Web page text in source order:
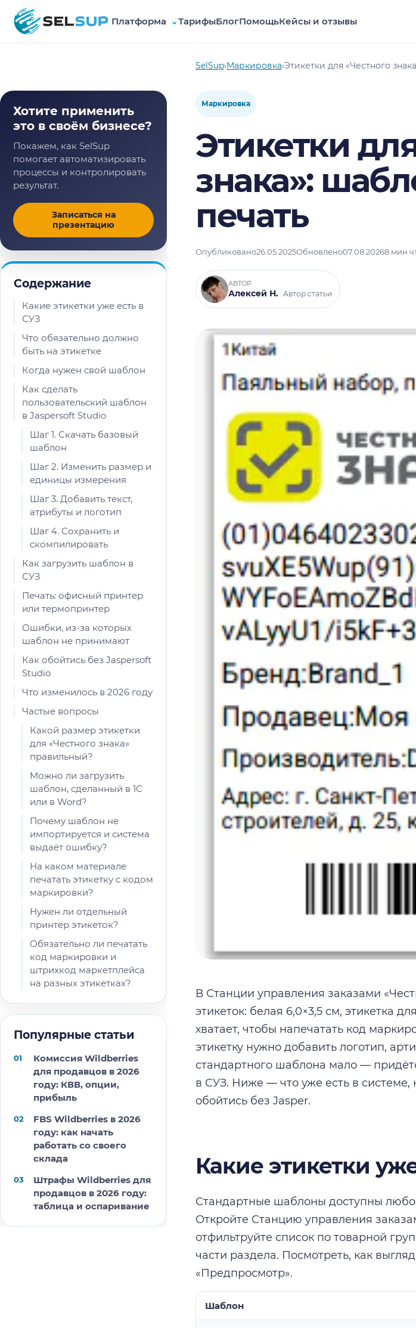
SelSup Платформа ⌄ТарифыБлогПомощьКейсы и отзывы
SelSup›Маркировка›Этикетки для «Честного
Маркировка
Этикетки
знака»:
печать
Опубликовано26.05.2025Обновлено07.08.20268 мин
АВТОР
Алексей Н. Автор статьи
Содержание
Какие этикетки уже есть в
СУЗ
Что обязательно должно
быть на этикетке
Когда нужен свой шаблон
Как сделать
пользовательский шаблон
в Jaspersoft Studio
Шаг 1. Скачать базовый
шаблон
Шаг 2. Изменить размер и
единицы измерения
Шаг 3. Добавить текст,
атрибуты и логотип
Шаг 4. Сохранить и
скомпилировать
Как загрузить шаблон в
СУЗ
Печать: офисный принтер
или термопринтер
Ошибки, из-за которых
шаблон не принимают
Как обойтись без Jaspersoft
Studio
Что изменилось в 2026 году
Частые вопросы
Какой размер этикетки
для «Честного знака»
правильный?
Можно ли загрузить
шаблон, сделанный в 1С
или в Word?
Почему шаблон не
импортируется и система
выдаёт ошибку?
На каком материале
печатать этикетку с кодом
маркировки?
Нужен ли отдельный
принтер этикеток?
Обязательно ли печатать
код маркировки и
штрихкод маркетплейса
на разных этикетках?
Популярные статьи
Комиссия Wildberries
для продавцов в 2026
году: КВВ, опции,
прибыль
FBS Wildberries в 2026
году: как начать
работать со своего
склада
Штрафы Wildberries для
продавцов в 2026 году:
таблица и оспаривание
Хотите применить
это в своём бизнесе?
Покажем, как SelSup
помогает автоматизировать
процессы и контролировать
результат.
Записаться на
презентацию
В Станции управления заказами
этикеток: белая 6,0×3,5 см, этикетка
хватает, чтобы напечатать код
этикетку нужно добавить логотип,
стандартного шаблона мало —
в СУЗ. Ниже — что уже есть в
обойтись без Jasper.
Какие этикетки
Стандартные шаблоны доступны
Откройте Станцию управления
отфильтруйте список по товарной
части раздела. Посмотреть, как
«Предпросмотр».
Шаблон